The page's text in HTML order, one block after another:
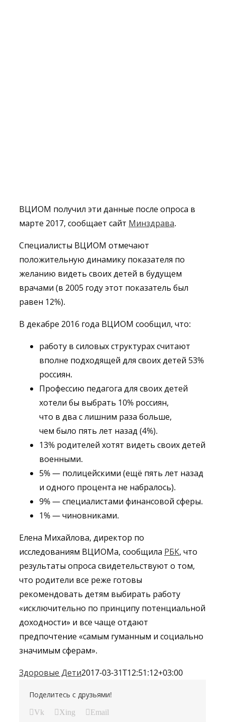
ВЦИОМ получил эти данные после опроса в
марте 2017, сообщает сайт Минздрава.
Специалисты ВЦИОМ отмечают
положительную динамику показателя по
желанию видеть своих детей в будущем
врачами (в 2005 году этот показатель был
равен 12%).
В декабре 2016 года ВЦИОМ сообщил, что:
работу в силовых структурах считают
вполне подходящей для своих детей 53%
россиян.
Профессию педагога для своих детей
хотели бы выбрать 10% россиян,
что в два с лишним раза больше,
чем было пять лет назад (4%).
13% родителей хотят видеть своих детей
военными.
5% — полицейскими (ещё пять лет назад
и одного процента не набралось).
9% — специалистами финансовой сферы.
1% — чиновниками.
Елена Михайлова, директор по
исследованиям ВЦИОМа, сообщила РБК, что
результаты опроса свидетельствуют о том,
что родители все реже готовы
рекомендовать детям выбирать работу
«исключительно по принципу потенциальной
доходности» и все чаще отдают
предпочтение «самым гуманным и социально
значимым сферам».
Здоровые Дети2017-03-31T12:51:12+03:00
Поделитесь с друзьями!
Vk Xing Email